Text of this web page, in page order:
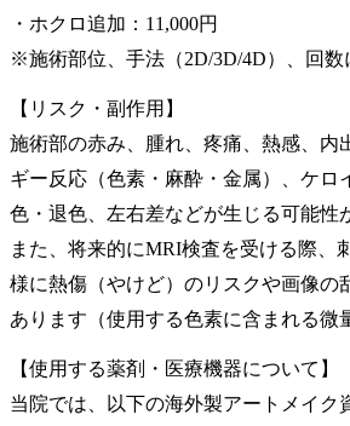
・ホクロ追加：11,000円
※施術部位、手法（2D/3D/4D）、回数
【リスク・副作用】
施術部の赤み、腫れ、疼痛、熱感、内
ギー反応（色素・麻酔・金属）、ケロ
色・退色、左右差などが生じる可能性
また、将来的にMRI検査を受ける際、
様に熱傷（やけど）のリスクや画像の
あります（使用する色素に含まれる微
【使用する薬剤・医療機器について】
当院では、以下の海外製アートメイク